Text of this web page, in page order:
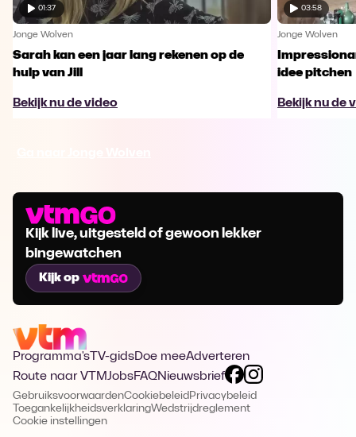
01:37
Jonge Wolven
Sarah kan een jaar lang rekenen op de
hulp van Jill
Bekijk nu de video
03:58
Jonge Wolven
idee pitchen
Bekijk nu de
Kijk live, uitgesteld of gewoon lekker
bingewatchen
Kijk op
Programma's TV-gidsDoe meeAdverteren
Route naar VTMJobsFAQNieuwsbrief
GebruiksvoorwaardenCookiebeleid Privacybeleid
ToegankelijkheidsverklaringWedstrijdreglement
Cookie instellingen